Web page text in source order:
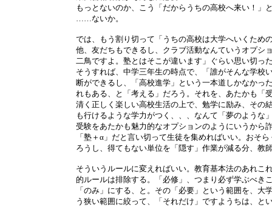
もっとないのか、こう「だからうちの高校へ来い！」
……ないか。
では、もう割り切って「うちの高校は大学へいくため
他、友だちもできるし、クラブ活動なんていうオプシ
二鳥ですよ。塾とはそこが違います」ぐらい思い切っ
そうすれば、中学三年生の時点で、「誰がそんな学校
断ができるし、「高校進学」という一本道しかなかっ
れもある、と「考える」だろう。それを、あたかも「
清く正しく楽しい高校生活の上で、勉学に励み、その
も行けるような学力がつく、、、なんて「夢のような
受験をあたかも魅力的なオプションのようにいうから
「塾＋α」だと言い切って生徒を集めればいい。おそ
ろうし、得てもない単位を「隠す」作業が減る分、教
そういうルールに変えればいい。教育基本法のあれこ
的ルールは排除する。「必修」、つまり必ず学ぶべき
「のみ」にする、と。その「必要」という範囲を、大
う狭い範囲に絞って、「それだけ」ですようちは、と